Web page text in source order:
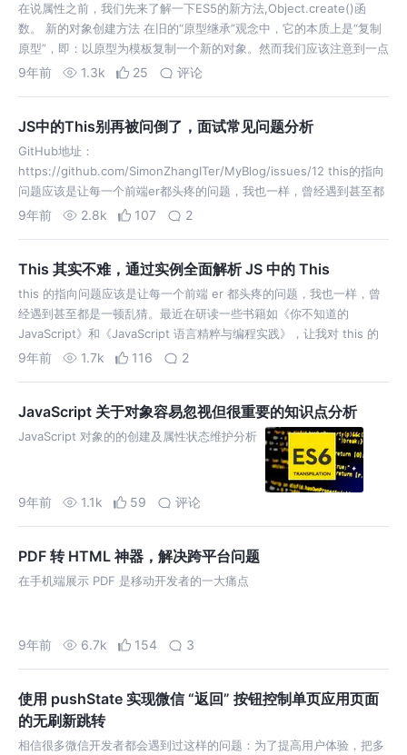
在说属性之前，我们先来了解一下ES5的新方法,Object.create()函
数。 新的对象创建方法 在旧的“原型继承”观念中，它的本质上是“复制
原型”，即：以原型为模板复制一个新的对象。然而我们应该注意到一点
事实：在这个思路上，“构造器函数”本身是无意义的。更确切的说，构
9年前 1.3k 25 评论
JS中的This别再被问倒了，面试常见问题分析
GitHub地址：
https://github.com/SimonZhangITer/MyBlog/issues/12 this的指向
问题应该是让每一个前端er都头疼的问题，我也一样，曾经遇到甚至都
是一顿乱猜。最近在研读一些书籍如《你不知道的JavaScript》和
9年前 2.8k 107 2
This 其实不难，通过实例全面解析 JS 中的 This
this 的指向问题应该是让每一个前端 er 都头疼的问题，我也一样，曾
经遇到甚至都是一顿乱猜。最近在研读一些书籍如《你不知道的
JavaScript》和《JavaScript 语言精粹与编程实践》，让我对 this 的
问题豁然开朗。故写下此篇文章，分享一下我的心得。
9年前 1.7k 116 2
JavaScript 关于对象容易忽视但很重要的知识点分析
JavaScript 对象的的创建及属性状态维护分析
9年前 1.1k 59 评论
PDF 转 HTML 神器，解决跨平台问题
在手机端展示 PDF 是移动开发者的一大痛点
9年前 6.7k 154 3
使用 pushState 实现微信 “返回” 按钮控制单页应用页面
的无刷新跳转
相信很多微信开发者都会遇到过这样的问题：为了提高用户体验，把多